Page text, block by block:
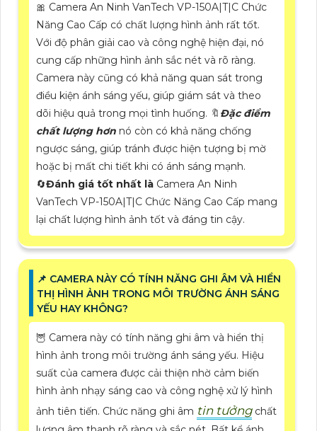
🎀 Camera An Ninh VanTech VP-150A|T|C Chức
Năng Cao Cấp có chất lượng hình ảnh rất tốt.
Với độ phân giải cao và công nghệ hiện đại, nó
cung cấp những hình ảnh sắc nét và rõ ràng.
Camera này cũng có khả năng quan sát trong
điều kiện ánh sáng yếu, giúp giám sát và theo
dõi hiệu quả trong mọi tình huống. 🔖 Đặc điểm
chất lượng hơn nó còn có khả năng chống
ngược sáng, giúp tránh được hiện tượng bị mờ
hoặc bị mất chi tiết khi có ánh sáng mạnh.
🔄Đánh giá tốt nhất là Camera An Ninh
VanTech VP-150A|T|C Chức Năng Cao Cấp mang
lại chất lượng hình ảnh tốt và đáng tin cậy.
📌 CAMERA NÀY CÓ TÍNH NĂNG GHI ÂM VÀ HIỂN
THỊ HÌNH ẢNH TRONG MÔI TRƯỜNG ÁNH SÁNG
YẾU HAY KHÔNG?
🦉 Camera này có tính năng ghi âm và hiển thị
hình ảnh trong môi trường ánh sáng yếu. Hiệu
suất của camera được cải thiện nhờ cảm biến
hình ảnh nhạy sáng cao và công nghệ xử lý hình
ảnh tiên tiến. Chức năng ghi âm tin tưởngchất